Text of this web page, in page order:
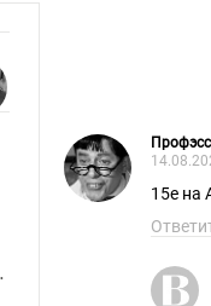
15е на